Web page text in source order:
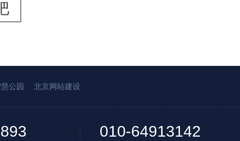
公园 北京网站建设
010-64913142